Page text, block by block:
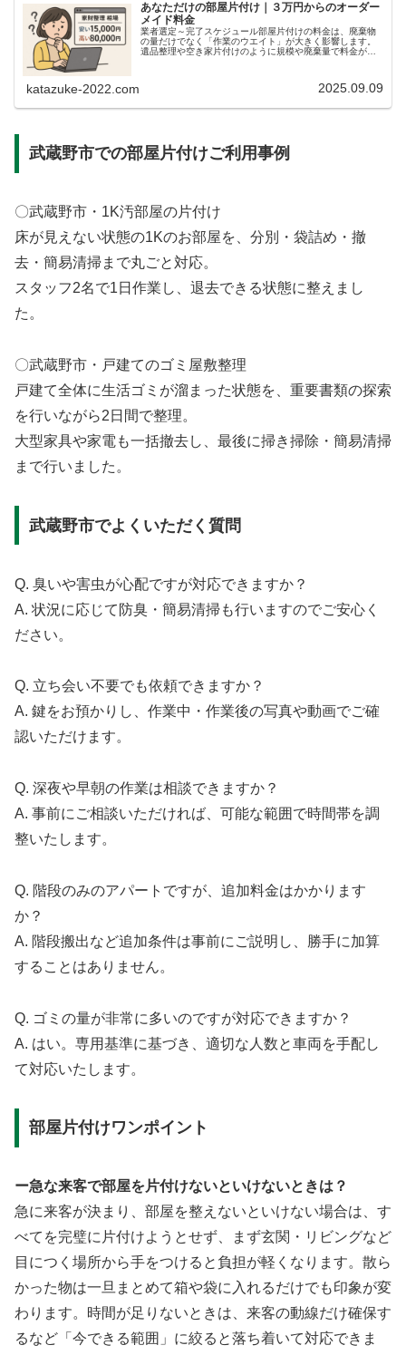
あなただけの部屋片付け｜３万円からのオーダー
メイド料金
業者選定～完了スケジュール部屋片付けの料金は、廃棄物
の量だけでなく「作業のウエイト」が大きく影響します。
遺品整理や空き家片付けのように規模や廃棄量で料金が見
katazuke-2022.com 2025.09.09
武蔵野市での部屋片付けご利用事例
〇武蔵野市・1K汚部屋の片付け
床が見えない状態の1Kのお部屋を、分別・袋詰め・撤
去・簡易清掃まで丸ごと対応。
スタッフ2名で1日作業し、退去できる状態に整えまし
た。
〇武蔵野市・戸建てのゴミ屋敷整理
戸建て全体に生活ゴミが溜まった状態を、重要書類の探索
を行いながら2日間で整理。
大型家具や家電も一括撤去し、最後に掃き掃除・簡易清掃
まで行いました。
武蔵野市でよくいただく質問
Q. 臭いや害虫が心配ですが対応できますか？
A. 状況に応じて防臭・簡易清掃も行いますのでご安心く
ださい。
Q. 立ち会い不要でも依頼できますか？
A. 鍵をお預かりし、作業中・作業後の写真や動画でご確
認いただけます。
Q. 深夜や早朝の作業は相談できますか？
A. 事前にご相談いただければ、可能な範囲で時間帯を調
整いたします。
Q. 階段のみのアパートですが、追加料金はかかります
か？
A. 階段搬出など追加条件は事前にご説明し、勝手に加算
することはありません。
Q. ゴミの量が非常に多いのですが対応できますか？
A. はい。専用基準に基づき、適切な人数と車両を手配し
て対応いたします。
部屋片付けワンポイント
ー急な来客で部屋を片付けないといけないときは？
急に来客が決まり、部屋を整えないといけない場合は、す
べてを完璧に片付けようとせず、まず玄関・リビングなど
目につく場所から手をつけると負担が軽くなります。散ら
かった物は一旦まとめて箱や袋に入れるだけでも印象が変
わります。時間が足りないときは、来客の動線だけ確保す
るなど「今できる範囲」に絞ると落ち着いて対応できま